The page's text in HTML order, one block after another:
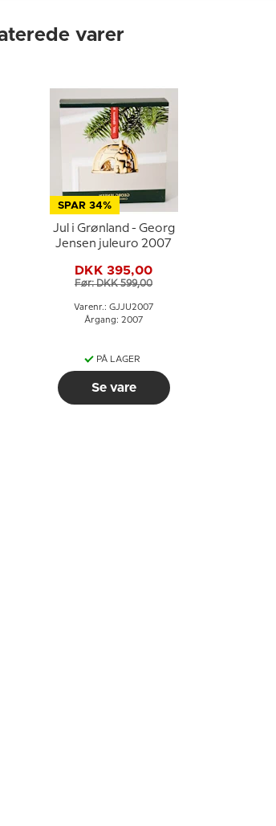
varer
SPAR 34%
Jul i Grønland - Georg
Jensen juleuro 2007
DKK 395,00
Før: DKK 599,00
Varenr.: GJJU2007
Årgang: 2007
PÅ LAGER
Se vare